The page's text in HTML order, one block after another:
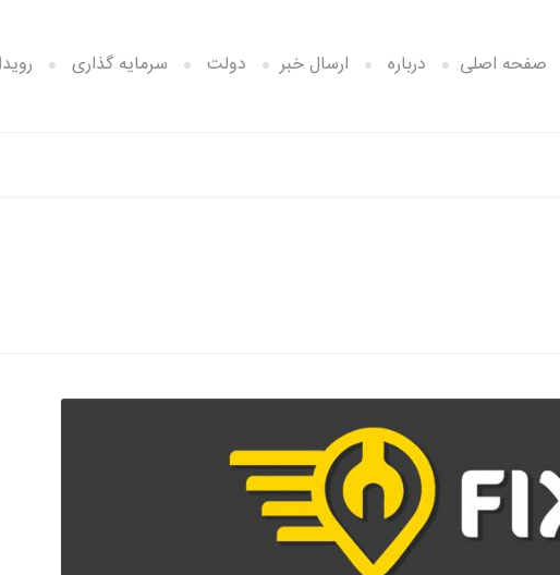
صفحه اصلی درباره ارسال خبر دولت سرمایه گذاری